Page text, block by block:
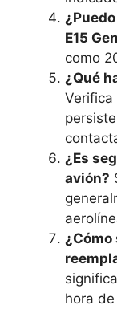
E15
como
¿Qué
Verifica
¿Es
avión?
hora